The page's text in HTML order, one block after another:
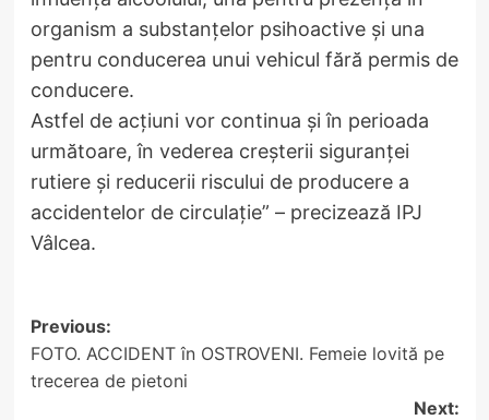
organism a substanțelor psihoactive și una
pentru conducerea unui vehicul fără permis de
conducere.
Astfel de acțiuni vor continua și în perioada
următoare, în vederea creșterii siguranței
rutiere și reducerii riscului de producere a
accidentelor de circulație” – precizează IPJ
Vâlcea.
Post
navigation
Previous:
FOTO. ACCIDENT în OSTROVENI. Femeie lovită pe
trecerea de pietoni
Next: